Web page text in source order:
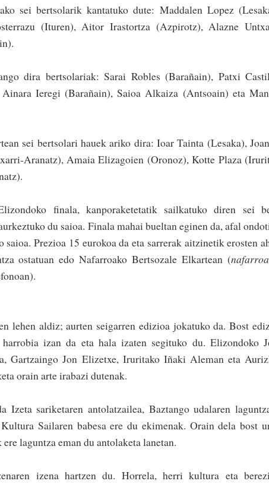
sei bertsolarik kantatuko dute: Maddalen Lopez
(Ituren), Aitor Irastor­tza (Azpirotz), Alazne
dira bertsolariak: Sarai Ro­bles (Barañain), Patxi
Ieregi (Barañain), Saioa Alkaiza (Antsoain) eta
sei bertsolari hauek ariko dira: Ioar Tainta (Lesaka),
Aranatz), Amaia Elizagoien (Oronoz), Ko­tte Plaza
finala, kanporaketetatik sailkatuko diren sei
du saioa. Finala mahai bueltan eginen da, afal
saioa. Prezioa 15 eurokoa da eta sarrerak ai­tzinetik erosten
ostatuan edo Nafarroako Bertsozale Elkartean (
lehen aldiz; aurten seigarren edizioa jokatuko da. Bost
izan da eta hala izaten segituko du. Elizondoko
Gartzaingo Jon Elizetxe, Iruritako Iñaki Aleman eta
orain arte irabazi dutenak.
Izeta sariketaren antolatzailea, Baztango udalaren
Sailaren babesa ere du ekimenak. Orain dela bost
laguntza eman du antolaketa lanetan.
izena hartzen du. Horrela, herri kultura eta